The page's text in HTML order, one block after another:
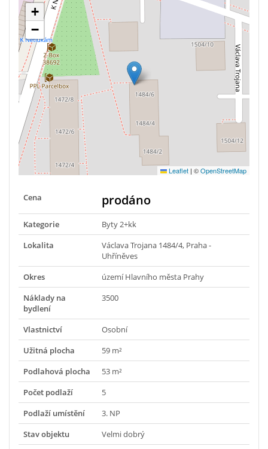
+
−
Leaflet | ©OpenStreetMap
Cena prodáno
Kategorie
Byty 2+kk
Lokalita
Václava Trojana 1484/4, Praha -
Uhříněves
Okres
území Hlavního města Prahy
Náklady na
bydlení
3500
Vlastnictví
Osobní
Užitná plocha
59 m²
Podlahová plocha
53 m²
Počet podlaží
5
Podlaží umístění
3. NP
Stav objektu
Velmi dobrý